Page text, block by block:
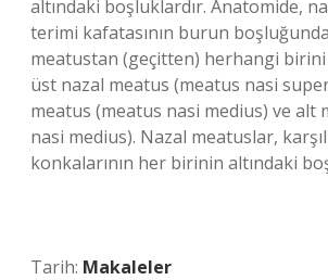
altındaki boşluklardır. Anatomide,
terimi kafatasının burun
meatustan (geçitten) herhangi
üst nazal meatus (meatus nasi
meatus (meatus nasi medius) ve alt
nasi medius). Nazal meatuslar,
konkalarının her birinin altındaki
Tarih: Makaleler